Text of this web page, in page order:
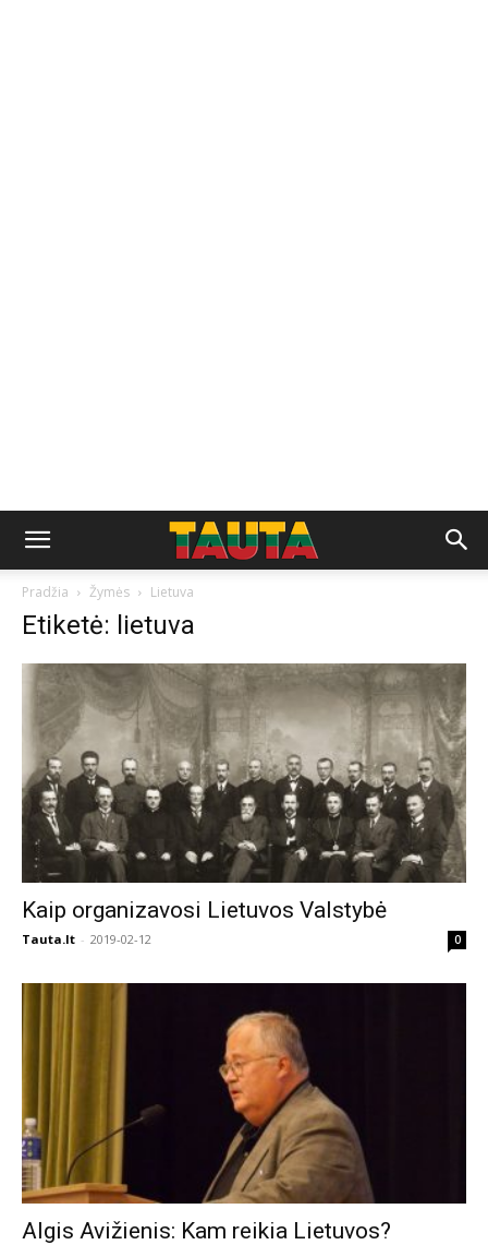
Pradžia Žymės Lietuva
Etiketė: lietuva
Kaip organizavosi Lietuvos Valstybė
Tauta.lt - 2019-02-12 0
Algis Avižienis: Kam reikia Lietuvos?